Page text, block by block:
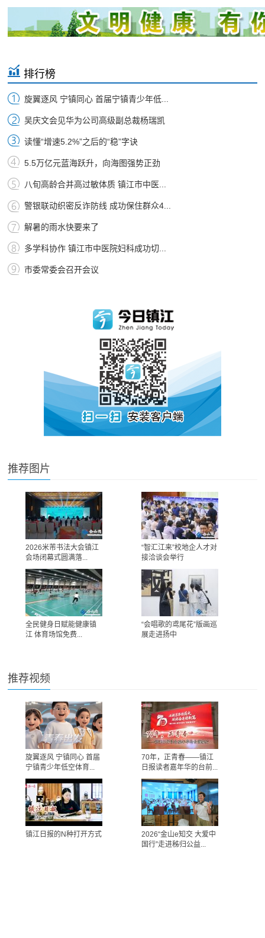
排行榜
旋翼逐风 宁镇同心 首届宁镇青少年低...
吴庆文会见华为公司高级副总裁杨瑞凯
读懂“增速5.2%”之后的“稳”字诀
5.5万亿元蓝海跃升，向海图强势正劲
八旬高龄合并高过敏体质 镇江市中医...
警银联动织密反诈防线 成功保住群众4...
解暑的雨水快要来了
多学科协作 镇江市中医院妇科成功切...
市委常委会召开会议
推荐图片
2026米芾书法大会镇江
会场闭幕式圆满落...
“智汇江来”校地企人才对
接洽谈会举行
全民健身日赋能健康镇
江 体育场馆免费...
“会唱歌的鸢尾花”版画巡
展走进扬中
推荐视频
旋翼逐风 宁镇同心 首届
宁镇青少年低空体育...
70年，正青春——镇江
日报读者嘉年华的台前...
镇江日报的N种打开方式
2026“金山e知交 大爱中
国行”走进秭归公益...